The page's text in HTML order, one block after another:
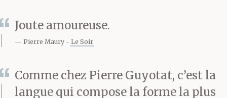
Joute amoureuse.
Pierre Maury Le Soir
Comme chez Pierre Guyotat, c’est la
langue qui compose la forme la plus